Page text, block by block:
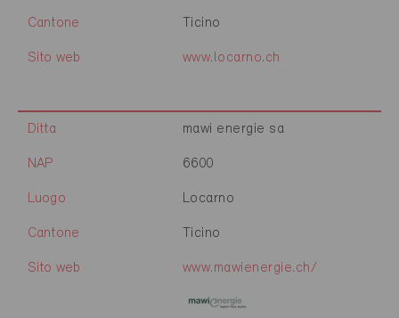
Cantone Ticino
Sito web www.locarno.ch
Ditta mawi energie sa
NAP 6600
Luogo Locarno
Cantone Ticino
Sito web www.mawienergie.ch/